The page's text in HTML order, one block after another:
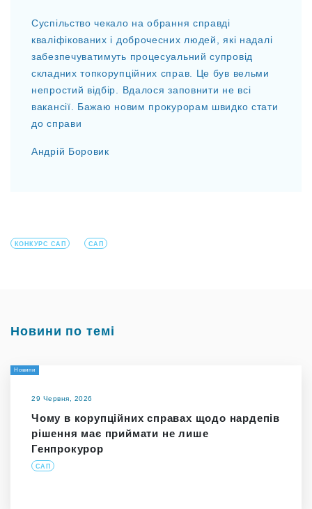
Суспільство чекало на обрання справді
кваліфікованих і доброчесних людей, які надалі
забезпечуватимуть процесуальний супровід
складних топкорупційних справ. Це був вельми
непростий відбір. Вдалося заповнити не всі
вакансії. Бажаю новим прокурорам швидко стати
до справи
Андрій Боровик
КОНКУРС САП САП
Новини по темі
Новини
29 Червня, 2026
Чому в корупційних справах щодо нардепів
рішення має приймати не лише
Генпрокурор
САП